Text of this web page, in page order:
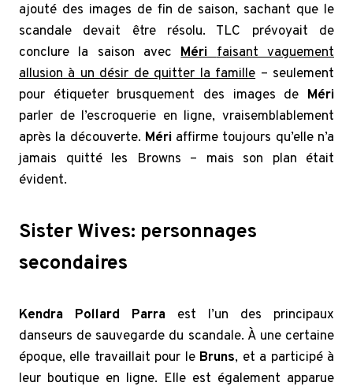
ajouté des images de fin de saison, sachant que le
scandale devait être résolu. TLC prévoyait de
conclure la saison avecMérifaisant vaguement
allusion à un désir de quitter la famille– seulement
pour étiqueter brusquement des images de Méri
parler de l’escroquerie en ligne, vraisemblablement
après la découverte. Méri affirme toujours qu’elle n’a
jamais quitté les Browns – mais son plan était
évident.
Sister Wives: personnages
secondaires
Kendra Pollard Parra est l’un des principaux
danseurs de sauvegarde du scandale. À une certaine
époque, elle travaillait pour le Bruns, et a participé à
leur boutique en ligne. Elle est également apparue